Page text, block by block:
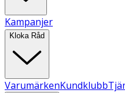
Kampanjer
Kloka Råd
VarumärkenKundklubb